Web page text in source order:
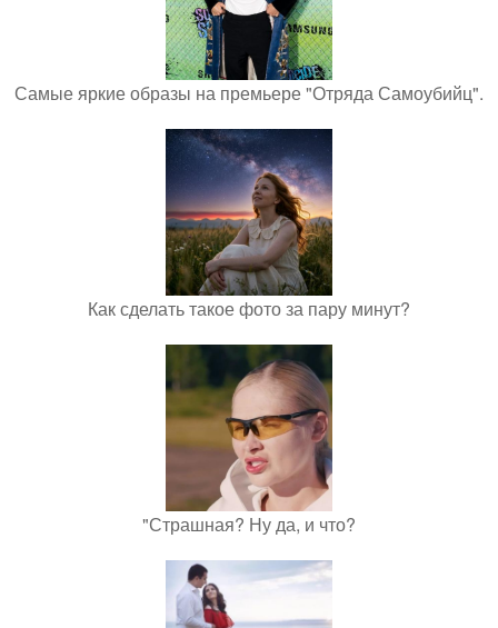
Самые яркие образы на премьере "Отряда Самоубийц".
Как сделать такое фото за пару минут?
"Страшная? Ну да, и что?